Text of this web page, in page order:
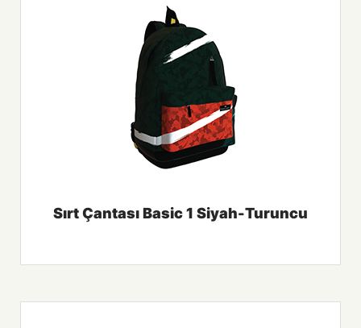
Sırt Çantası Basic 1 Siyah-Turuncu